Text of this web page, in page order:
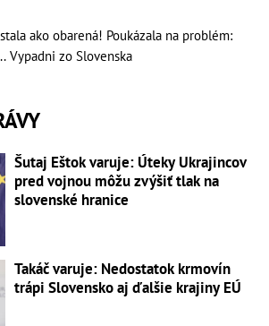
ako obarená! Poukázala na problém:
Vypadni zo Slovenska
Šutaj Eštok varuje: Úteky Ukrajincov
pred vojnou môžu zvýšiť tlak na
slovenské hranice
Takáč varuje: Nedostatok krmovín
trápi Slovensko aj ďalšie krajiny EÚ